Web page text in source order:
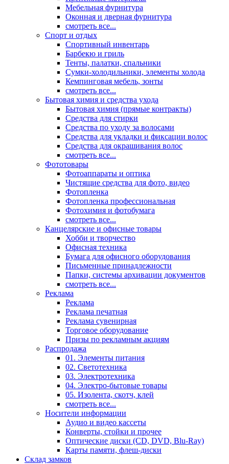
Мебельная фурнитура
Оконная и дверная фурнитура
смотреть все...
Спорт и отдых
Спортивный инвентарь
Барбекю и гриль
Тенты, палатки, спальники
Сумки-холодильники, элементы холода
Кемпинговая мебель, зонты
смотреть все...
Бытовая химия и средства ухода
Бытовая химия (прямые контракты)
Средства для стирки
Средства по уходу за волосами
Средства для укладки и фиксации волос
Средства для окрашивания волос
смотреть все...
Фототовары
Фотоаппараты и оптика
Чистящие средства для фото, видео
Фотопленка
Фотопленка профессиональная
Фотохимия и фотобумага
смотреть все...
Канцелярские и офисные товары
Хобби и творчество
Офисная техника
Бумага для офисного оборудования
Письменные принадлежности
Папки, системы архивации документов
смотреть все...
Реклама
Реклама
Реклама печатная
Реклама сувенирная
Торговое оборудование
Призы по рекламным акциям
Распродажа
01. Элементы питания
02. Светотехника
03. Электротехника
04. Электро-бытовые товары
05. Изолента, скотч, клей
смотреть все...
Носители информации
Аудио и видео кассеты
Конверты, стойки и прочее
Оптические диски (CD, DVD, Blu-Ray)
Карты памяти, флеш-диски
Склад замков